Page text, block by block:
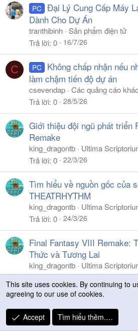
PC Đại Lý Cung Cấp Máy
Dành Cho Dự Án
tranthibinh
Sản phẩm điện tử
Trả lời 0 16/7/26
C PC
Không chấp nhận nếu
làm chậm tiến độ dự án
csevendap Các quảng cáo khác
Trả lời 0 28/5/26
Giới thiệu đội ngũ phát triển
Remake
king_dragontb
Ultima
Trả lời 0 22/3/26
Tìm hiểu về nguồn gốc của
THEATRHYTHM
king_dragontb
Ultima
Trả lời 0 24/3/26
Final Fantasy VIII Remake:
Thức và Tương Lai
king_dragontb
Ultima
Trả lời 0 27/6/26
Share: Facebook
X BlueskyLinkedIn
This site uses cookies. By continuing to
agreeing to our use of cookies.
Accept Tìm hiểu thêm.…